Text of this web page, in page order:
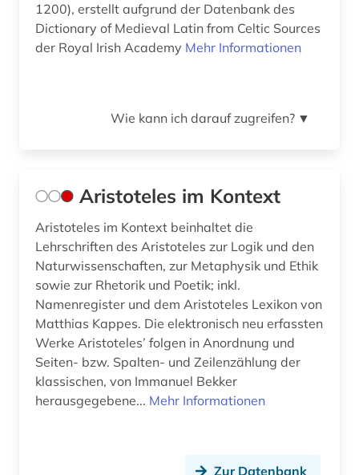
kosmologie (1)
kriminologie (1)
kulturmorphologie (1)
kulturwissenschaften (4)
landeskunde (1)
latein (80)
lateinische kirchenväter (1)
lehnwort (1)
1200), erstellt aufgrund der Datenbank des
Dictionary of Medieval Latin from Celtic Sources
der Royal Irish Academy Mehr Informationen
Wie kann ich darauf zugreifen? ▼
Aristoteles im Kontext
Aristoteles im Kontext beinhaltet die
Lehrschriften des Aristoteles zur Logik und den
Naturwissenschaften, zur Metaphysik und Ethik
sowie zur Rhetorik und Poetik; inkl.
Namenregister und dem Aristoteles Lexikon von
Matthias Kappes. Die elektronisch neu erfassten
Werke Aristoteles’ folgen in Anordnung und
Seiten- bzw. Spalten- und Zeilenzählung der
klassischen, von Immanuel Bekker
herausgegebene... Mehr Informationen
Zur Datenbank